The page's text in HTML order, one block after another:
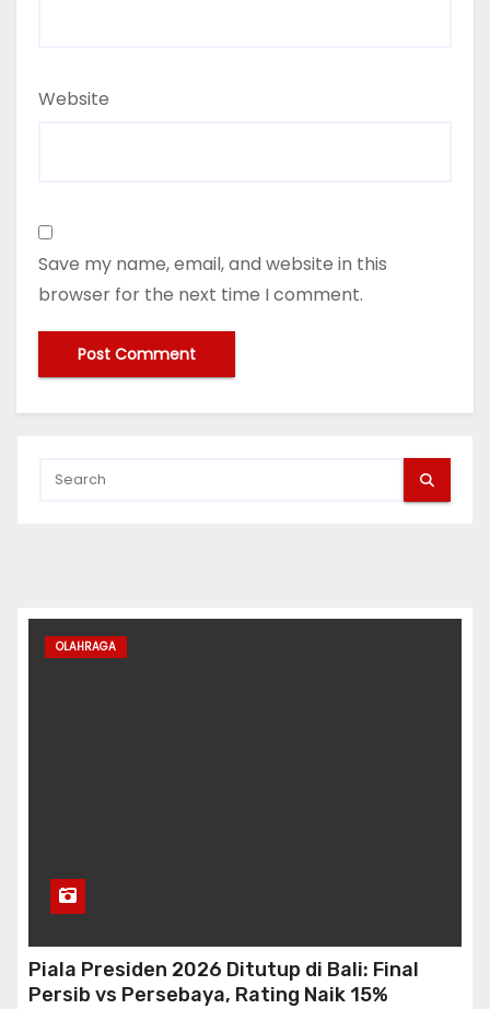
Website
Save my name, email, and website in this
browser for the next time I comment.
OLAHRAGA
Piala Presiden 2026 Ditutup di Bali: Final
Persib vs Persebaya, Rating Naik 15%